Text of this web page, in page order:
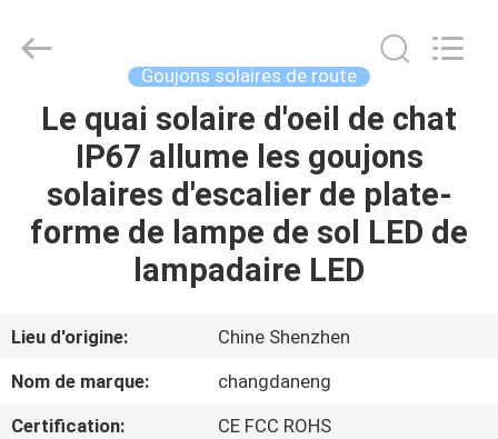
MAISON
DES
PRODUITS
PROPOS
DE
NOUS
Technology
Goujons solaires de route
Le quai solaire d'oeil de chat
IP67 allume les goujons
solaires d'escalier de plate-
forme de lampe de sol LED de
lampadaire LED
Lieu d'origine:
Chine Shenzhen
Nom de marque:
changdaneng
Certification:
CE FCC ROHS